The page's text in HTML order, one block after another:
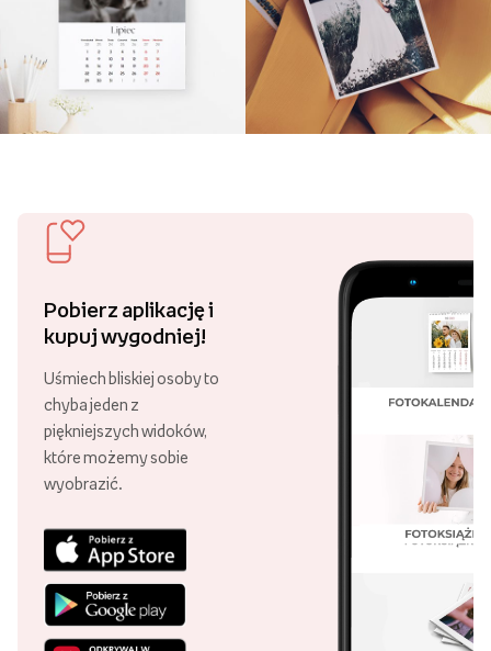
Pobierz aplikację i
kupuj wygodniej!
Uśmiech bliskiej osoby to
chyba jeden z
piękniejszych widoków,
które możemy sobie
wyobrazić.